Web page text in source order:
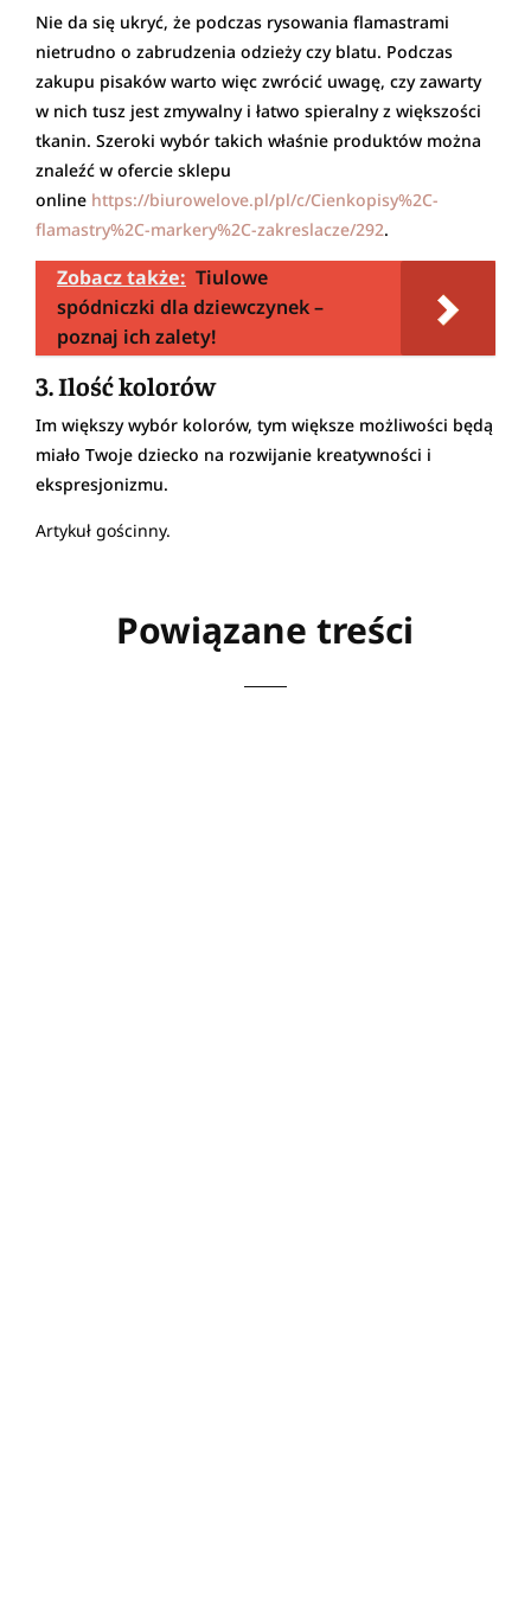
Nie da się ukryć, że podczas rysowania flamastrami
nietrudno o zabrudzenia odzieży czy blatu. Podczas
zakupu pisaków warto więc zwrócić uwagę, czy zawarty
w nich tusz jest zmywalny i łatwo spieralny z większości
tkanin. Szeroki wybór takich właśnie produktów można
znaleźć w ofercie sklepu
online https://biurowelove.pl/pl/c/Cienkopisy%2C-
flamastry%2C-markery%2C-zakreslacze/292.
Zobacz także: Tiulowe
spódniczki dla dziewczynek –
poznaj ich zalety!
3. Ilość kolorów
Im większy wybór kolorów, tym większe możliwości będą
miało Twoje dziecko na rozwijanie kreatywności i
ekspresjonizmu.
Artykuł gościnny.
Powiązane treści